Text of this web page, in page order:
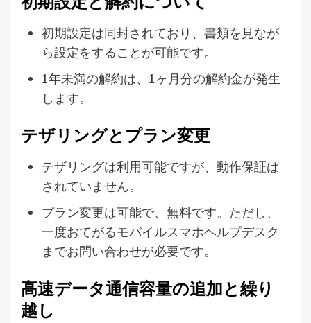
初期設定は同封されており、書類を見なが
ら設定をすることが可能です。
1年未満の解約は、1ヶ月分の解約金が発生
します。
テザリングとプラン変更
テザリングは利用可能ですが、動作保証は
されていません。
プラン変更は可能で、無料です。ただし、
一度おてがるモバイルスマホヘルプデスク
までお問い合わせが必要です。
高速データ通信容量の追加と繰り
越し